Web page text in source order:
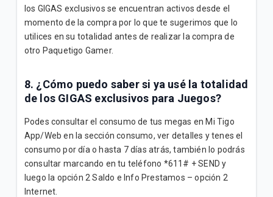
los GIGAS exclusivos se encuentran activos desde el
momento de la compra por lo que te sugerimos que lo
utilices en su totalidad antes de realizar la compra de
otro Paquetigo Gamer.
8. ¿Cómo puedo saber si ya usé la totalidad
de los GIGAS exclusivos para Juegos?
Podes consultar el consumo de tus megas en Mi Tigo
App/Web en la sección consumo, ver detalles y tenes el
consumo por día o hasta 7 días atrás, también lo podrás
consultar marcando en tu teléfono *611# + SEND y
luego la opción 2 Saldo e Info Prestamos – opción 2
Internet.